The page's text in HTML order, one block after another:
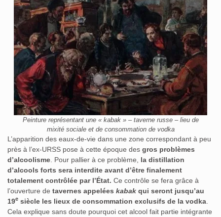
Peinture représentant une « kabak » – taverne russe – lieu de
mixité sociale et de consommation de vodka
L’apparition des eaux-de-vie dans une zone correspondant à peu
près à l’ex-URSS pose à cette époque des gros problèmes
d’alcoolisme . Pour pallier à ce problème, la distillation
d’alcools forts sera interdite avant d’être finalement
totalement contrôlée par l’État. Ce contrôle se fera grâce à
l’ouverture de tavernes appelées kabak qui seront jusqu’au
19e siècle les lieux de consommation exclusifs de la vodka
Cela explique sans doute pourquoi cet alcool fait partie intégrante